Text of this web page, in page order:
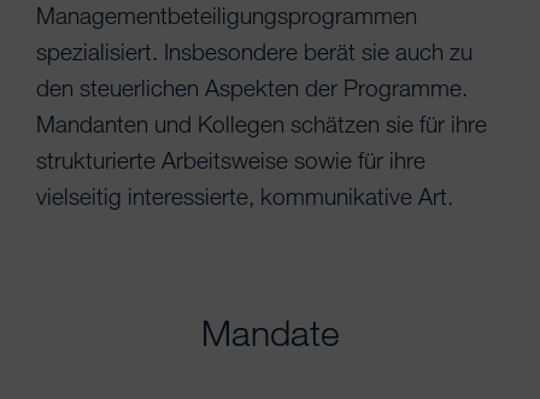
Managementbeteiligungsprogrammen
spezialisiert. Insbesondere berät sie auch zu
den steuerlichen Aspekten der Programme.
Mandanten und Kollegen schätzen sie für ihre
strukturierte Arbeitsweise sowie für ihre
vielseitig interessierte, kommunikative Art.
Mandate